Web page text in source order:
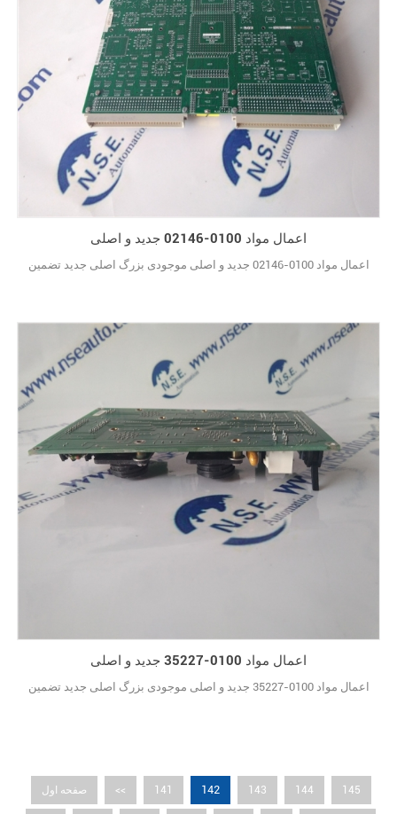
اعمال مواد 0100-02146 جدید و اصلی
اعمال مواد 0100-02146 جدید و اصلی موجودی بزرگ اصلی جدید تضمین
اعمال مواد 0100-35227 جدید و اصلی
اعمال مواد 0100-35227 جدید و اصلی موجودی بزرگ اصلی جدید تضمین
صفحه اول << 141 142 143 144 145